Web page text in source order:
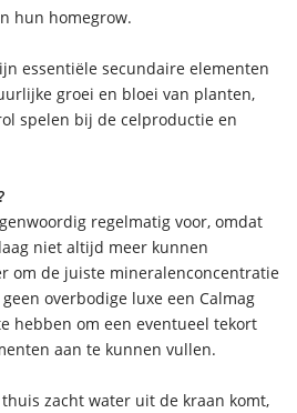
hun homegrow.
essentiële secundaire elementen
groei en bloei van planten,
spelen bij de celproductie en
regelmatig voor, omdat
niet altijd meer kunnen
om de juiste mineralenconcentratie
overbodige luxe een Calmag
hebben om een eventueel tekort
aan te kunnen vullen.
zacht water uit de kraan komt,